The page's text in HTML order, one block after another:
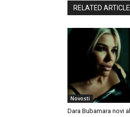
RELATED
Novosti
Dara Bubamara novi